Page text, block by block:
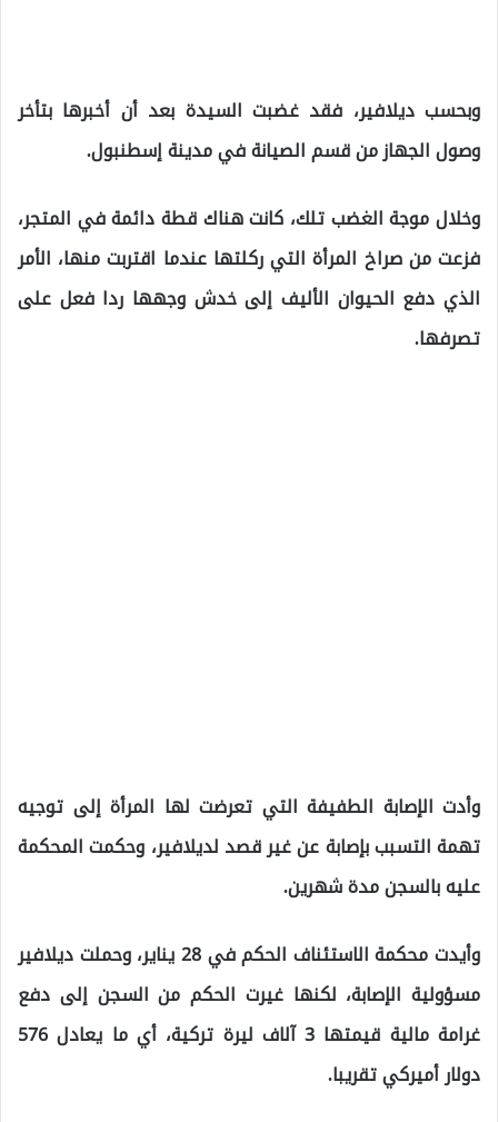
وبحسب ديلافير، فقد غضبت السيدة بعد أن أخبرها بتأخر
وصول الجهاز من قسم الصيانة في مدينة إسطنبول.
وخلال موجة الغضب تلك، كانت هناك قطة دائمة في المتجر،
فزعت من صراخ المرأة التي ركلتها عندما اقتربت منها، الأمر
الذي دفع الحيوان الأليف إلى خدش وجهها ردا فعل على
تصرفها.
وأدت الإصابة الطفيفة التي تعرضت لها المرأة إلى توجيه
تهمة التسبب بإصابة عن غير قصد لديلافير، وحكمت المحكمة
عليه بالسجن مدة شهرين.
وأيدت محكمة الاستئناف الحكم في 28 يناير، وحملت ديلافير
مسؤولية الإصابة، لكنها غيرت الحكم من السجن إلى دفع
غرامة مالية قيمتها 3 آلاف ليرة تركية، أي ما يعادل 576
دولار أميركي تقريبا.